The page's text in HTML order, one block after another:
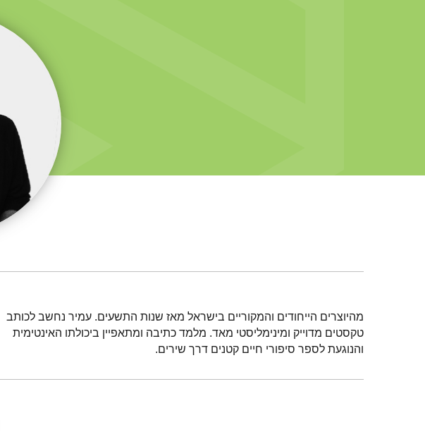
מהיוצרים הייחודים והמקוריים בישראל מאז שנות התשעים. עמיר נחשב לכותב
טקסטים מדוייק ומינימליסטי מאד. מלמד כתיבה ומתאפיין ביכולתו האינטימית
והנוגעת לספר סיפורי חיים קטנים דרך שירים.